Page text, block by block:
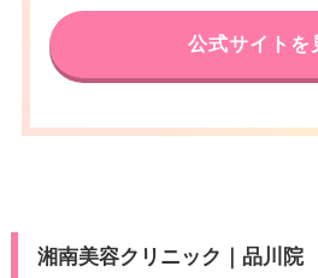
公式サイトを
湘南美容クリニック｜品川院